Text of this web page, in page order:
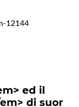
12144
ed il
di suor